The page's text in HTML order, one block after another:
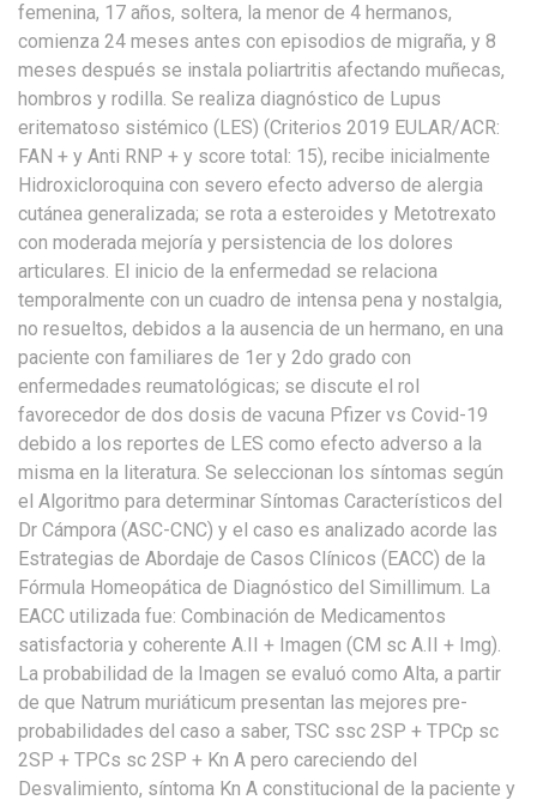
femenina, 17 años, soltera, la menor de 4 hermanos,
comienza 24 meses antes con episodios de migraña, y 8
meses después se instala poliartritis afectando muñecas,
hombros y rodilla. Se realiza diagnóstico de Lupus
eritematoso sistémico (LES) (Criterios 2019 EULAR/ACR:
FAN + y Anti RNP + y score total: 15), recibe inicialmente
Hidroxicloroquina con severo efecto adverso de alergia
cutánea generalizada; se rota a esteroides y Metotrexato
con moderada mejoría y persistencia de los dolores
articulares. El inicio de la enfermedad se relaciona
temporalmente con un cuadro de intensa pena y nostalgia,
no resueltos, debidos a la ausencia de un hermano, en una
paciente con familiares de 1er y 2do grado con
enfermedades reumatológicas; se discute el rol
favorecedor de dos dosis de vacuna Pfizer vs Covid-19
debido a los reportes de LES como efecto adverso a la
misma en la literatura. Se seleccionan los síntomas según
el Algoritmo para determinar Síntomas Característicos del
Dr Cámpora (ASC-CNC) y el caso es analizado acorde las
Estrategias de Abordaje de Casos Clínicos (EACC) de la
Fórmula Homeopática de Diagnóstico del Simillimum. La
EACC utilizada fue: Combinación de Medicamentos
satisfactoria y coherente A.II + Imagen (CM sc A.II + Img).
La probabilidad de la Imagen se evaluó como Alta, a partir
de que Natrum muriáticum presentan las mejores pre-
probabilidades del caso a saber, TSC ssc 2SP + TPCp sc
2SP + TPCs sc 2SP + Kn A pero careciendo del
Desvalimiento, síntoma Kn A constitucional de la paciente y